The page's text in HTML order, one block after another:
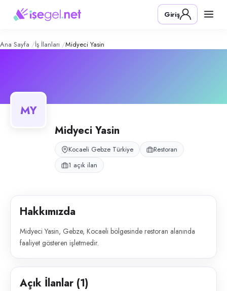
Yasin – Şirket Profili
Konum:
Midyeci Yasin, Gebze, Kocaeli bölgesinde restoran alanında faaliyet
Giriş
Ana Sayfa İş İlanları Midyeci Yasin
MY
Midyeci Yasin
Kocaeli Gebze Türkiye
Restoran
1 açık ilan
Hakkımızda
Midyeci Yasin, Gebze, Kocaeli bölgesinde restoran alanında
faaliyet gösteren işletmedir.
Açık İlanlar (1)